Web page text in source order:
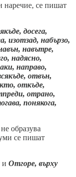
наречие, се пишат
досега,
изотзад, набързо,
навътре,
надясно,
направо,
отвън,
откъде,
отрано,
понякога,
образува
се пишат
и Отгоре, върху